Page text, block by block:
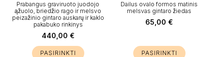
Prabangus graviruoto juodojo
ąžuolo, briedžio rago ir melsvo
peizažinio gintaro auskarų ir kaklo
pakabuko rinkinys
440,00 €
PASIRINKTI
Dailus ovalo formos matinis
melsvas gintaro žiedas
65,00 €
PASIRINKTI